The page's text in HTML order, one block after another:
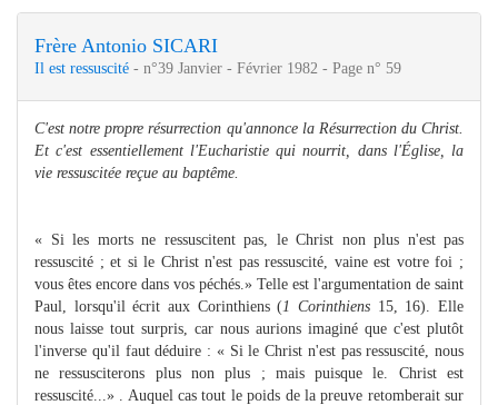
Frère Antonio SICARI
Il est ressuscité - n°39 Janvier - Février 1982 - Page n° 59
C'est notre propre résurrection qu'annonce la Résurrection du Christ.
Et c'est essentiellement l'Eucharistie qui nourrit, dans l'Église, la
vie ressuscitée reçue au baptême.
« Si les morts ne ressuscitent pas, le Christ non plus n'est pas
ressuscité ; et si le Christ n'est pas ressuscité, vaine est votre foi ;
vous êtes encore dans vos péchés.» Telle est l'argumentation de saint
Paul, lorsqu'il écrit aux Corinthiens (1 Corinthiens 15, 16). Elle
nous laisse tout surpris, car nous aurions imaginé que c'est plutôt
l'inverse qu'il faut déduire : « Si le Christ n'est pas ressuscité, nous
ne ressusciterons plus non plus ; mais puisque le. Christ est
ressuscité...» . Auquel cas tout le poids de la preuve retomberait sur